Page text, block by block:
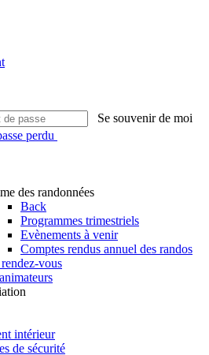
Se souvenir de moi
perdu
des randonnées
Back
Programmes trimestriels
Evènements à venir
Comptes rendus annuel des randos
vous
intérieur
de sécurité